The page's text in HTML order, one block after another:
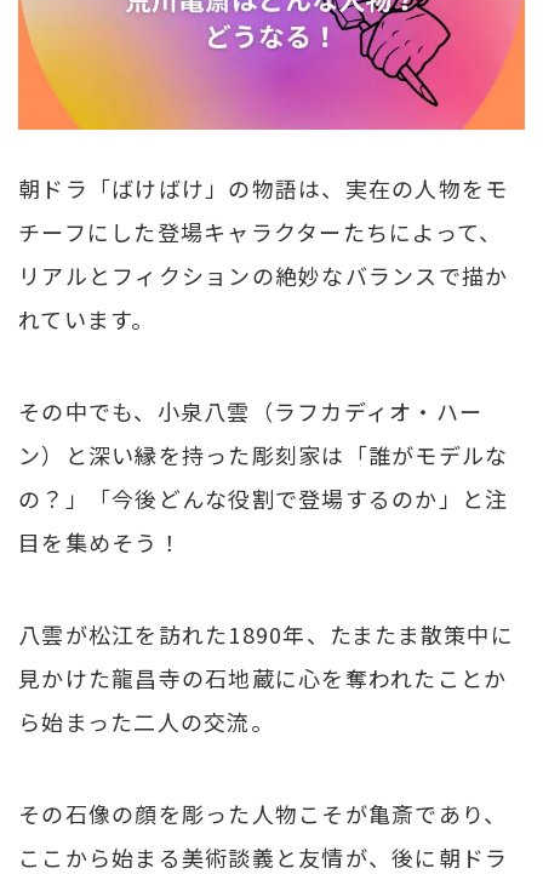
朝ドラ「ばけばけ」の物語は、実在の人物をモ
チーフにした登場キャラクターたちによって、
リアルとフィクションの絶妙なバランスで描か
れています。
その中でも、小泉八雲（ラフカディオ・ハー
ン）と深い縁を持った彫刻家は「誰がモデルな
の？」「今後どんな役割で登場するのか」と注
目を集めそう！
八雲が松江を訪れた1890年、たまたま散策中に
見かけた龍昌寺の石地蔵に心を奪われたことか
ら始まった二人の交流。
その石像の顔を彫った人物こそが亀斎であり、
ここから始まる美術談義と友情が、後に朝ドラ